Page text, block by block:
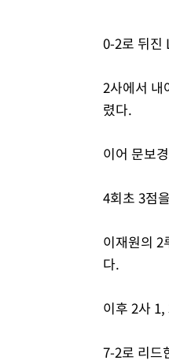
0-2로 뒤진
2사에서 내
렸다.
이어 문보
4회초 3점
이재원의 2
다.
이후 2사
7-2로 리드